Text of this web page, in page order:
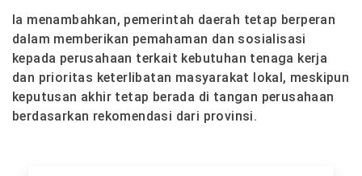
Ia menambahkan, pemerintah daerah tetap berperan
dalam memberikan pemahaman dan sosialisasi
kepada perusahaan terkait kebutuhan tenaga kerja
dan prioritas keterlibatan masyarakat lokal, meskipun
keputusan akhir tetap berada di tangan perusahaan
berdasarkan rekomendasi dari provinsi.